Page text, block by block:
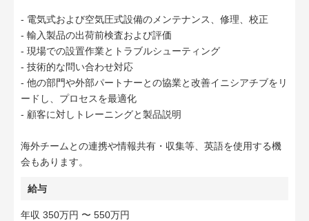
- 電気式および空気圧式設備のメンテナンス、修理、校正
- 輸入製品の出荷前検査および評価
- 現場での設置作業とトラブルシューティング
- 技術的な問い合わせ対応
- 他の部門や外部パートナーとの協業と改善イニシアチブをリ
ードし、プロセスを最適化
- 顧客に対しトレーニングと製品説明
海外チームとの連携や情報共有・収集等、英語を使用する機
会もあります。
給与
年収 350万円 〜 550万円